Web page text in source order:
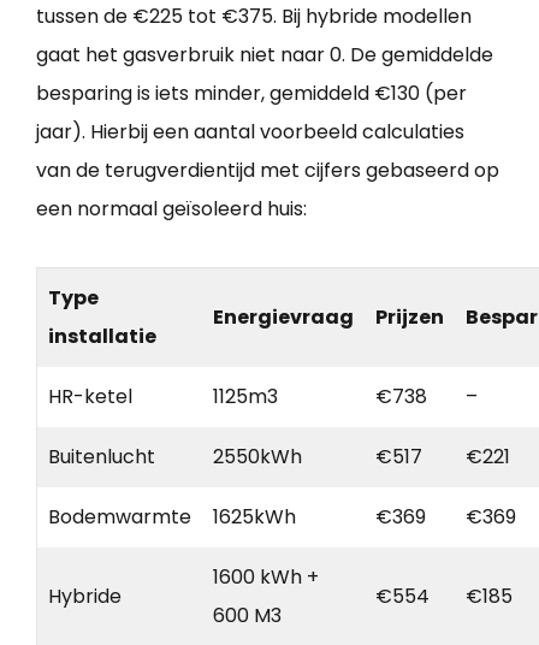
tussen de €225 tot €375. Bij hybride modellen
gaat het gasverbruik niet naar 0. De gemiddelde
besparing is iets minder, gemiddeld €130 (per
jaar). Hierbij een aantal voorbeeld calculaties
van de terugverdientijd met cijfers gebaseerd op
een normaal geïsoleerd huis:
Type
installatie
Energievraag Prijzen
HR-ketel 1125m3 €738 –
Buitenlucht 2550kWh €517 €221
Bodemwarmte 1625kWh €369 €369
Hybride
1600 kWh +
600 M3
€554 €185